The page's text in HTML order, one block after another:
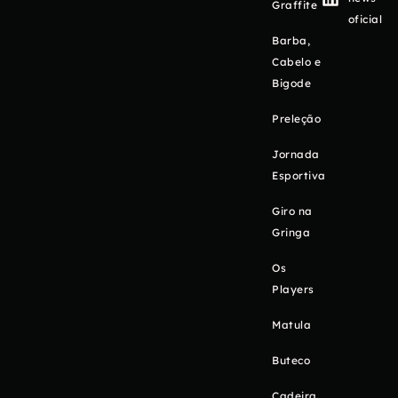
Graffite
Barba,
Cabelo e
Bigode
Preleção
Jornada
Esportiva
Giro na
Gringa
Os
Players
Matula
Buteco
oficial